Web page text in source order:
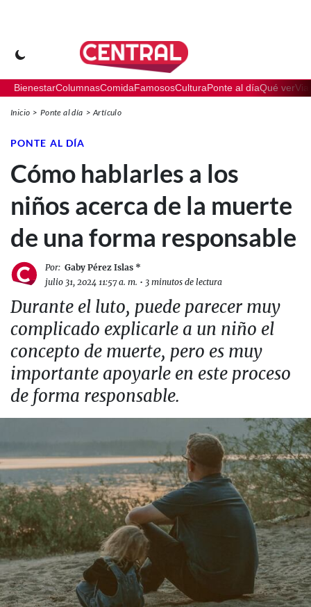
BienestarColumnasComidaFamososCulturaPonte al díaQué ver
Inicio Ponte al día Artículo
PONTE AL DÍA
Cómo hablarles a los
niños acerca de la muerte
de una forma responsable
Por: Gaby Pérez Islas *
julio 31, 2024 11:57 a. m. • 3 minutos de lectura
Durante el luto, puede parecer muy
complicado explicarle a un niño el
concepto de muerte, pero es muy
importante apoyarle en este proceso
de forma responsable.